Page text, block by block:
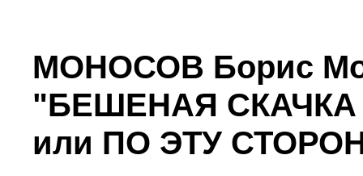
МОНОСОВ Борис
"БЕШЕНАЯ
или ПО ЭТУ